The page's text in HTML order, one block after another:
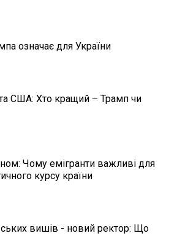
означає для України
США: Хто кращий – Трамп чи
Чому емігранти важливі для
курсу країни
вишів - новий ректор: Що